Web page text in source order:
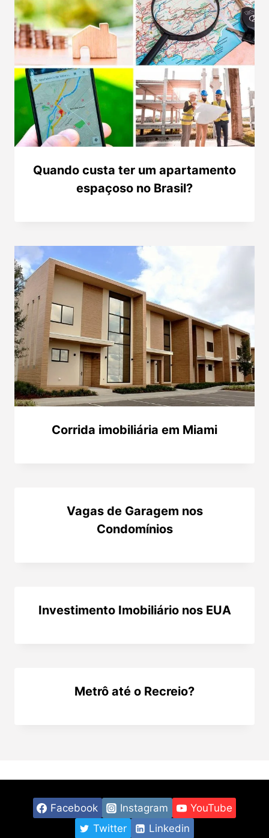
Quando custa ter um apartamento
espaçoso no Brasil?
Corrida imobiliária em Miami
Vagas de Garagem nos
Condomínios
Investimento Imobiliário nos EUA
Metrô até o Recreio?
Facebook Instagram
YouTube
Twitter
Linkedin